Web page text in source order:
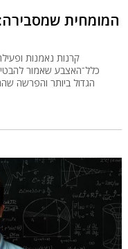
כלל־האצבע שאמור
הגדול ביותר והפרשה